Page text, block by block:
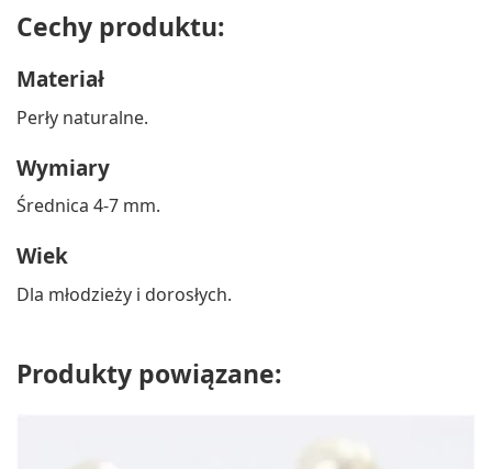
Cechy produktu:
Materiał
Perły naturalne.
Wymiary
Średnica 4-7 mm.
Wiek
Dla młodzieży i dorosłych.
Produkty powiązane: